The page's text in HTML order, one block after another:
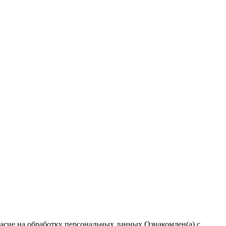
на обработку персональных данных Ознакомлен(а) с